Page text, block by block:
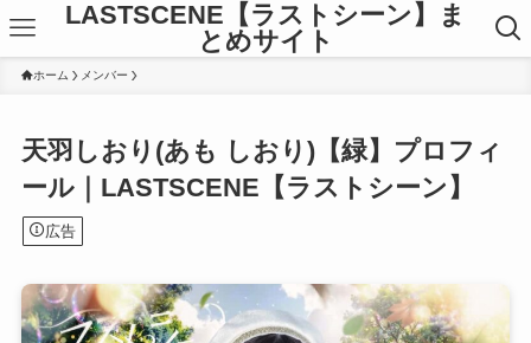
LASTSCENE【ラストシーン】ま
とめサイト
ホーム メンバー
天羽しおり(あも しおり)【緑】プロフィ
ール｜LASTSCENE【ラストシーン】
広告